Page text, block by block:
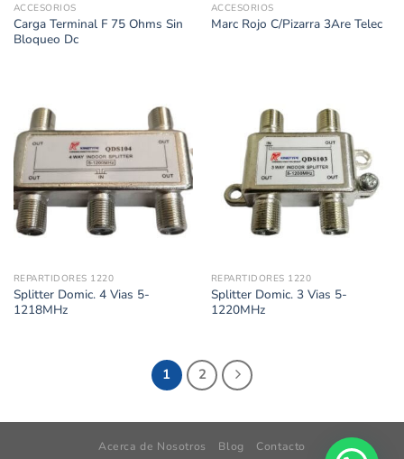
ACCESORIOS
Carga Terminal F 75 Ohms Sin
Bloqueo Dc
ACCESORIOS
Marc Rojo C/Pizarra 3Are Telec
REPARTIDORES 1220
Splitter Domic. 4 Vias 5-
1218MHz
REPARTIDORES 1220
Splitter Domic. 3 Vias 5-
1220MHz
1 2
Acerca de Nosotros Blog Contacto